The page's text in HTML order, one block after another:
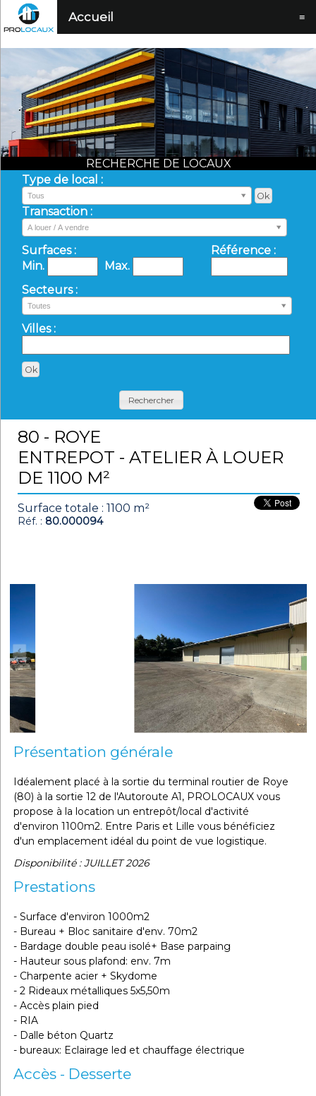
Accueil ≡
RECHERCHE DE LOCAUX
Type de local :
Tous
Transaction :
A louer / A vendre
Surfaces :
Min.
Max.
Référence :
Secteurs :
Toutes
Villes :
Rechercher
80 - ROYE
ENTREPOT - ATELIER À LOUER
DE 1100 M²
Surface totale : 1100 m²
Réf. : 80.000094
Présentation générale
Idéalement placé à la sortie du terminal routier de Roye
(80) à la sortie 12 de l'Autoroute A1, PROLOCAUX vous
propose à la location un entrepôt/local d'activité
d'environ 1100m2. Entre Paris et Lille vous bénéficiez
d'un emplacement idéal du point de vue logistique.
Disponibilité : JUILLET 2026
Prestations
- Surface d'environ 1000m2
- Bureau + Bloc sanitaire d'env. 70m2
- Bardage double peau isolé+ Base parpaing
- Hauteur sous plafond: env. 7m
- Charpente acier + Skydome
- 2 Rideaux métalliques 5x5,50m
- Accès plain pied
- RIA
- Dalle béton Quartz
- bureaux: Eclairage led et chauffage électrique
Accès - Desserte